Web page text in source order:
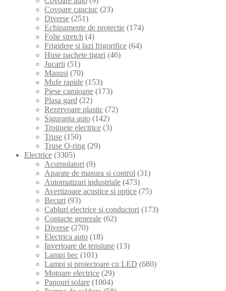
Covoare cauciuc (23)
Diverse (251)
Echipamente de protectie (174)
Folie stretch (4)
Frigidere si lazi frigorifice (64)
Huse pachete tigari (46)
Jucarii (51)
Manusi (70)
Mufe rapide (153)
Piese camioane (173)
Plasa gard (22)
Rezervoare plastic (72)
Siguranta auto (142)
Trotinete electrice (3)
Truse (150)
Truse O-ring (29)
Electrice (3305)
Acumulatori (9)
Aparate de masura si control (31)
Automatizari industriale (473)
Avertizoare acustice si optice (75)
Becuri (93)
Cabluri electrice si conductori (173)
Contacte generale (62)
Diverse (270)
Electrica auto (18)
Invertoare de tensiune (13)
Lampi bec (101)
Lampi si proiectoare cu LED (680)
Motoare electrice (29)
Panouri solare (1004)